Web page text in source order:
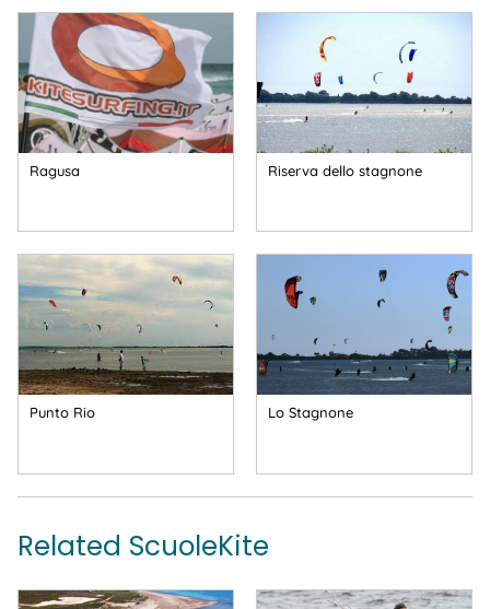
Ragusa Riserva dello stagnone
Punto Rio Lo Stagnone
Related ScuoleKite